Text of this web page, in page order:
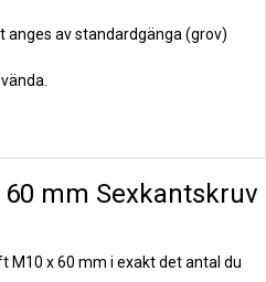
anges av standardgänga (grov)
mm Sexkantskruv
M10 x 60 mm i exakt det antal du